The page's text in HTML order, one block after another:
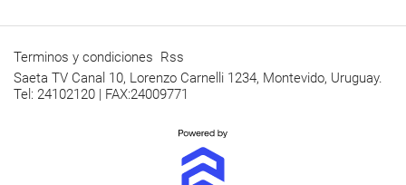
Terminos y condiciones Rss
Saeta TV Canal 10, Lorenzo Carnelli 1234, Montevido, Uruguay.
Tel: 24102120 | FAX:24009771